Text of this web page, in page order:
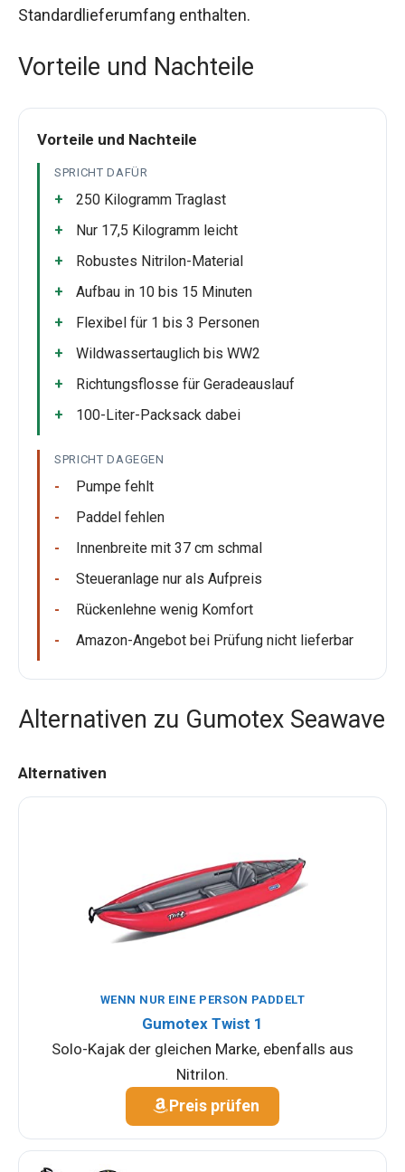
Standardlieferumfang enthalten.
Vorteile und Nachteile
Vorteile und Nachteile
SPRICHT DAFÜR
250 Kilogramm Traglast
Nur 17,5 Kilogramm leicht
Robustes Nitrilon-Material
Aufbau in 10 bis 15 Minuten
Flexibel für 1 bis 3 Personen
Wildwassertauglich bis WW2
Richtungsflosse für Geradeauslauf
100-Liter-Packsack dabei
SPRICHT DAGEGEN
Pumpe fehlt
Paddel fehlen
Innenbreite mit 37 cm schmal
Steueranlage nur als Aufpreis
Rückenlehne wenig Komfort
Amazon-Angebot bei Prüfung nicht lieferbar
Alternativen zu Gumotex Seawave
Alternativen
WENN NUR EINE PERSON PADDELT
Gumotex Twist 1
Solo-Kajak der gleichen Marke, ebenfalls aus
Nitrilon.
Preis prüfen